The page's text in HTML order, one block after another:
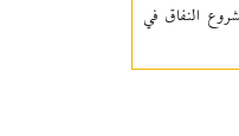
النفاق في